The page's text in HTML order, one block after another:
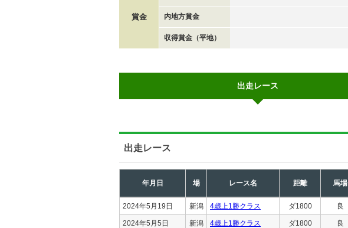
賞金 内地方賞金
収得賞金（平地）
出走レース
出走レース
年月日 場 レース名 距離 馬場
2024年5月19日 新潟 4歳上1勝クラス ダ1800 良
2024年5月5日 新潟 4歳上1勝クラス ダ1800 良